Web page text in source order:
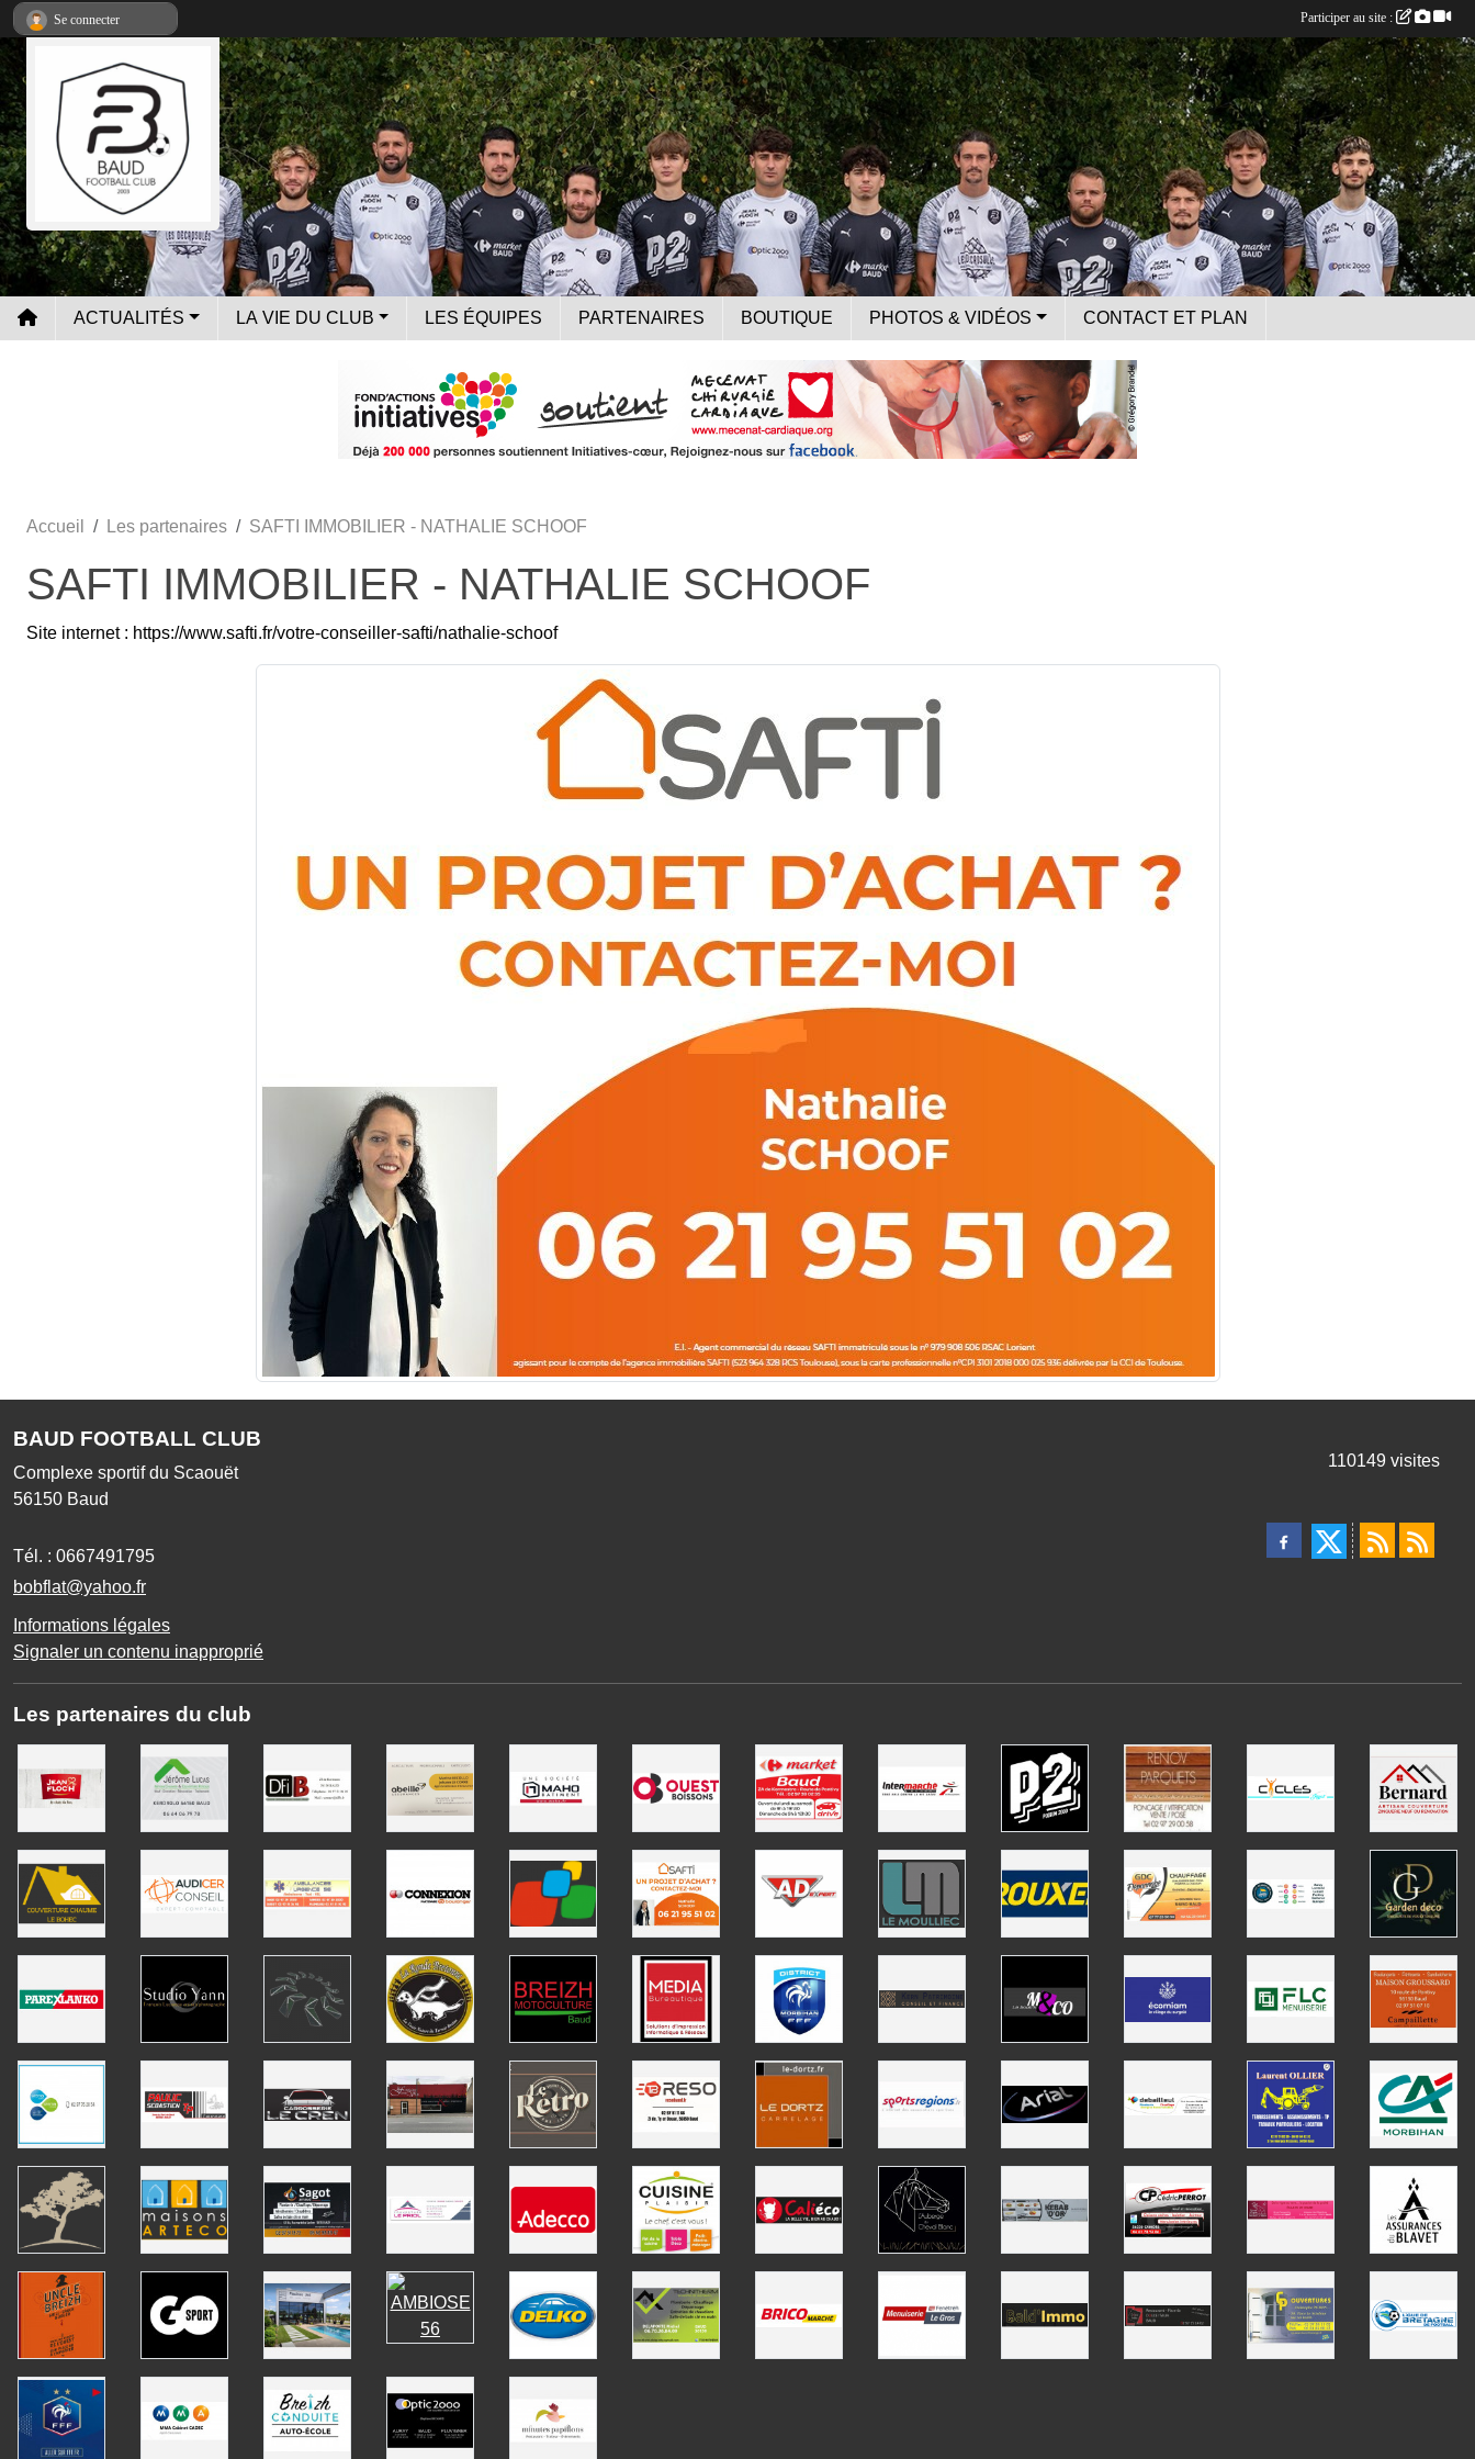
ACTUALITÉS LA VIE DU CLUB LES ÉQUIPES PARTENAIRES BOUTIQUE PHOTOS & VIDÉOS CONTACT ET PLAN
Accueil Les partenaires SAFTI IMMOBILIER - NATHALIE SCHOOF
SAFTI IMMOBILIER - NATHALIE SCHOOF
Site internet : https://www.safti.fr/votre-conseiller-safti/nathalie-schoof
BAUD FOOTBALL CLUB
Complexe sportif du Scaouët
56150 Baud
Tél. : 0667491795
bobflat@yahoo.fr
Informations légales
Signaler un contenu inapproprié
110149 visites
Les partenaires du club
Se connecter Participer au site :
Panneau de gestion des cookies